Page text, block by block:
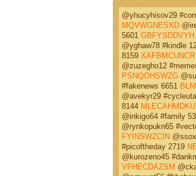
@yhucyhisov29
MQVWGNESXD
5601 GBFYSDDVYH
@yghaw78 #kindle
8159 XAFBMCUNCR
@zuzegho12
PSNQOHSWZG
#fakenews 6651
@avekyr29
8144 MLECAHMDKU
@inkigo64 #family
@rynkopukn65
FYINSWZCIN
#picoftheday 2719
@kurozeno45
VFHECDAZSM